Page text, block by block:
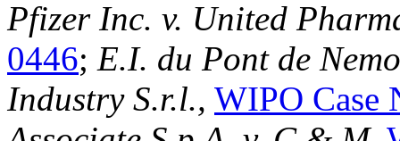
Pfizer Inc. v. United
0446; E.I. du Pont de
Industry S.r.l., WIPO Case